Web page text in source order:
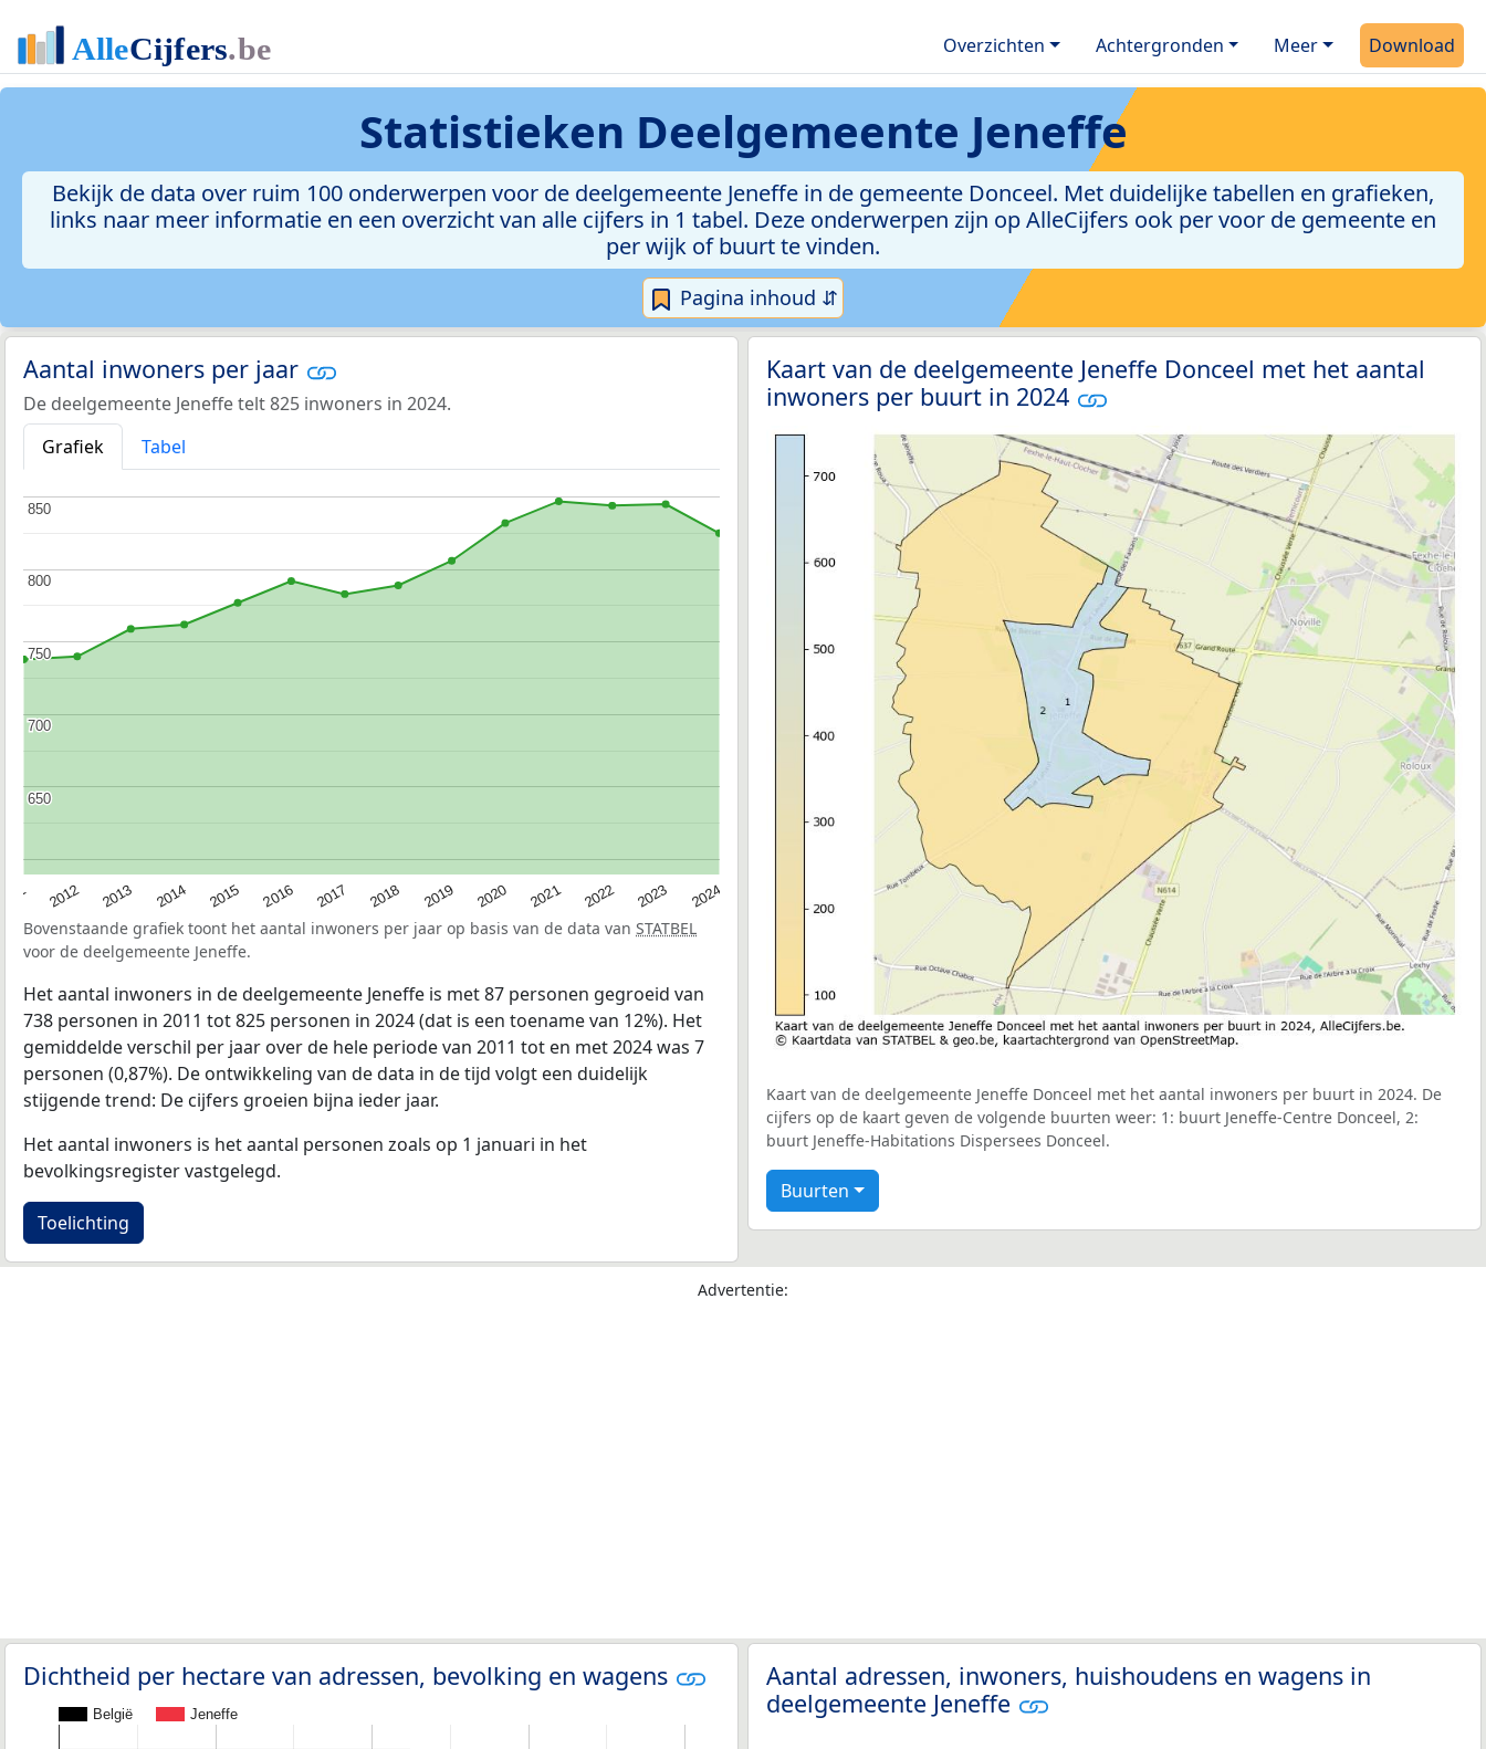
Overzichten Achtergronden Meer Download
Statistieken Deelgemeente Jeneffe
Bekijk de data over ruim 100 onderwerpen voor de deelgemeente Jeneffe in de gemeente Donceel. Met duidelijke tabellen en grafieken,
links naar meer informatie en een overzicht van alle cijfers in 1 tabel. Deze onderwerpen zijn op AlleCijfers ook per voor de gemeente en
per wijk of buurt te vinden.
Pagina inhoud ⇵
Aantal inwoners per jaar
De deelgemeente Jeneffe telt 825 inwoners in 2024.
Grafiek
Tabel
2012 2013 2014 2015 2016 2017 2018 2019 2020 2021 2022 2023 2024
650
650
700
700
750
750
800
800
850
850
Bovenstaande grafiek toont het aantal inwoners per jaar op basis van de data van STATBEL
voor de deelgemeente Jeneffe.
Het aantal inwoners in de deelgemeente Jeneffe is met 87 personen gegroeid van
738 personen in 2011 tot 825 personen in 2024 (dat is een toename van 12%). Het
gemiddelde verschil per jaar over de hele periode van 2011 tot en met 2024 was 7
personen (0,87%). De ontwikkeling van de data in de tijd volgt een duidelijk
stijgende trend: De cijfers groeien bijna ieder jaar.
Het aantal inwoners is het aantal personen zoals op 1 januari in het
bevolkingsregister vastgelegd.
Toelichting
Kaart van de deelgemeente Jeneffe Donceel met het aantal
inwoners per buurt in 2024
Kaart van de deelgemeente Jeneffe Donceel met het aantal inwoners per buurt in 2024. De
cijfers op de kaart geven de volgende buurten weer: 1: buurt Jeneffe-Centre Donceel, 2:
buurt Jeneffe-Habitations Dispersees Donceel.
Buurten
Advertentie:
Dichtheid per hectare van adressen, bevolking en wagens
België Jeneffe
Aantal adressen, inwoners, huishoudens en wagens in
deelgemeente Jeneffe